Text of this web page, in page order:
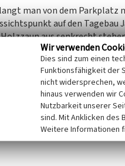
man von dem Parkplatz
auf den Tagebau
aus senkrecht
Tagebau hängen. Ein
ein Teil der
zu erkennen.
Luftbildauswertung
Wir verwenden
Dies sind zum einen
Funktionsfähigkeit der
nicht widersprechen,
hinaus verwenden wir
Nutzbarkeit unserer
sind. Mit Anklicken des
Weitere Informationen